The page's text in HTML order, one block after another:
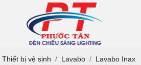
Thiết bị vệ sinh Lavabo
Lavabo Inax